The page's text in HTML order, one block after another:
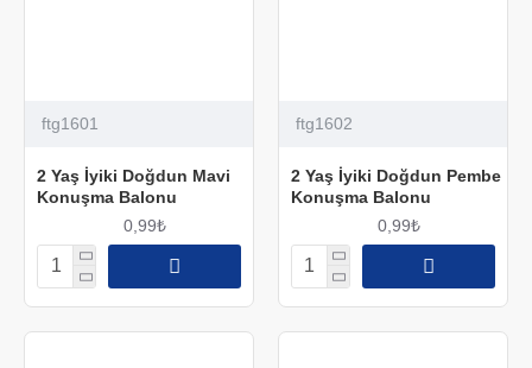
ftg1601
2 Yaş İyiki Doğdun Mavi
Konuşma Balonu
0,99₺
ftg1602
2 Yaş İyiki Doğdun Pembe
Konuşma Balonu
0,99₺